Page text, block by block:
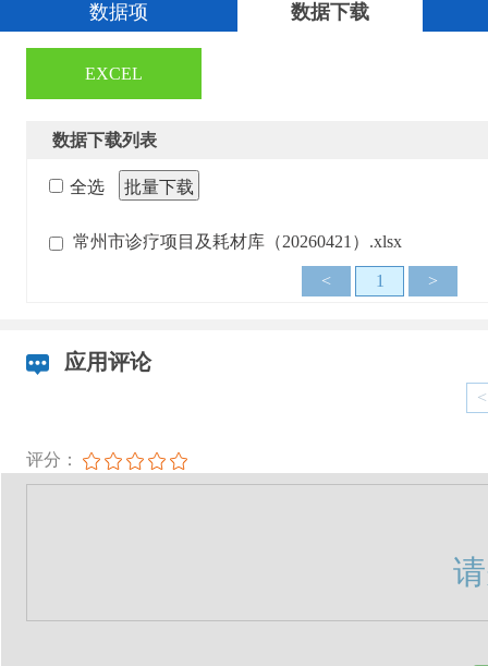
数据项 数据下载
EXCEL
数据下载列表
全选 批量下载
常州市诊疗项目及耗材库（20260421）.xlsx
< 1 >
应用评论
<
评分：